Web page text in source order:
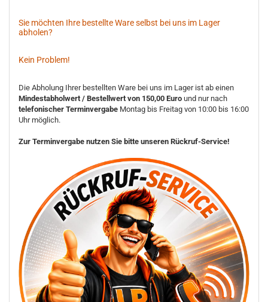
Sie möchten Ihre bestellte Ware selbst bei uns im Lager
abholen?
Kein Problem!
Die Abholung Ihrer bestellten Ware bei uns im Lager ist ab einen
Mindestabholwert / Bestellwert von 150,00 Euro und nur nach
telefonischer Terminvergabe Montag bis Freitag von 10:00 bis 16:00
Uhr möglich.
Zur Terminvergabe nutzen Sie bitte unseren Rückruf-Service!